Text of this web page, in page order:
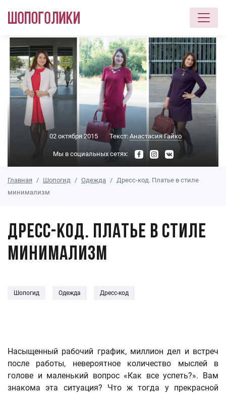
Перейти к основному содержанию
02 октября 2015 Текст: Анастасия Гайко
Мы в социальных сетях:
Главная Шопогид Одежда
Дресс-код. Платье в стиле
минимализм
Дресс-код. Платье в стиле
минимализм
Шопогид Одежда Дресс-код
Насыщенный рабочий график, миллион дел и встреч
после работы, невероятное количество мыслей в
голове и маленький вопрос «Как все успеть?». Вам
знакома эта ситуация? Что ж тогда у прекрасной